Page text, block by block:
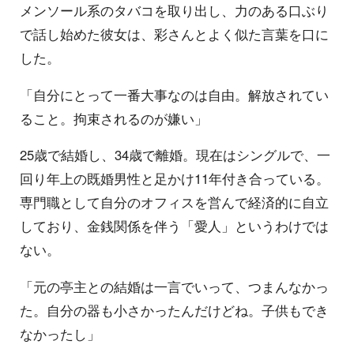
メンソール系のタバコを取り出し、力のある口ぶり
で話し始めた彼女は、彩さんとよく似た言葉を口に
した。
「自分にとって一番大事なのは自由。解放されてい
ること。拘束されるのが嫌い」
25歳で結婚し、34歳で離婚。現在はシングルで、一
回り年上の既婚男性と足かけ11年付き合っている。
専門職として自分のオフィスを営んで経済的に自立
しており、金銭関係を伴う「愛人」というわけでは
ない。
「元の亭主との結婚は一言でいって、つまんなかっ
た。自分の器も小さかったんだけどね。子供もでき
なかったし」